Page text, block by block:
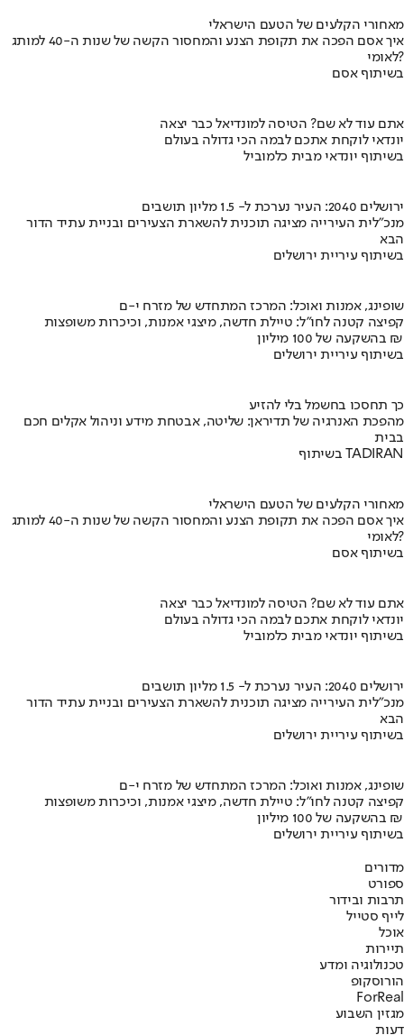
מאחורי הקלעים של הטעם הישראלי
איך אסם הפכה את תקופת הצנע והמחסור הקשה של שנות ה-40 למותג
לאומי?
בשיתוף אסם
אתם עוד לא שם? הטיסה למונדיאל כבר יצאה
יונדאי לוקחת אתכם לבמה הכי גדולה בעולם
בשיתוף יונדאי מבית כלמוביל
ירושלים 2040: העיר נערכת ל- 1.5 מליון תושבים
מנכ"לית העירייה מציגה תוכנית להשארת הצעירים ובניית עתיד הדור
הבא
בשיתוף עיריית ירושלים
שופינג, אמנות ואוכל: המרכז המתחדש של מזרח י-ם
קפיצה קטנה לחו"ל: טיילת חדשה, מיצגי אמנות, וכיכרות משופצות
בהשקעה של 100 מיליון ₪
בשיתוף עיריית ירושלים
כך תחסכו בחשמל בלי להזיע
מהפכת האנרגיה של תדיראן: שליטה, אבטחת מידע וניהול אקלים חכם
בבית
בשיתוף TADIRAN
מאחורי הקלעים של הטעם הישראלי
איך אסם הפכה את תקופת הצנע והמחסור הקשה של שנות ה-40 למותג
לאומי?
בשיתוף אסם
אתם עוד לא שם? הטיסה למונדיאל כבר יצאה
יונדאי לוקחת אתכם לבמה הכי גדולה בעולם
בשיתוף יונדאי מבית כלמוביל
ירושלים 2040: העיר נערכת ל- 1.5 מליון תושבים
מנכ"לית העירייה מציגה תוכנית להשארת הצעירים ובניית עתיד הדור
הבא
בשיתוף עיריית ירושלים
שופינג, אמנות ואוכל: המרכז המתחדש של מזרח י-ם
קפיצה קטנה לחו"ל: טיילת חדשה, מיצגי אמנות, וכיכרות משופצות
בהשקעה של 100 מיליון ₪
בשיתוף עיריית ירושלים
מדורים
ספורט
תרבות ובידור
לייף סטייל
אוכל
תיירות
טכנולוגיה ומדע
הורוסקופ
ForReal
מגזין השבוע
דעות